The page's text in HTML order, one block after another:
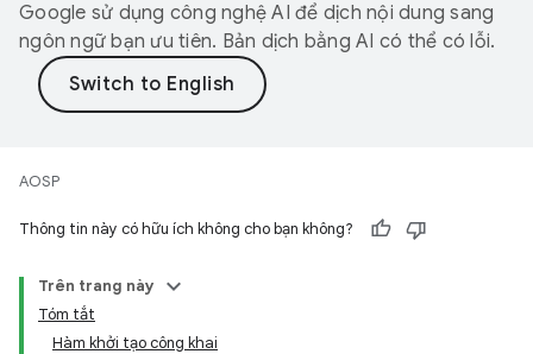
Google sử dụng công nghệ AI để dịch nội dung sang
ngôn ngữ bạn ưu tiên. Bản dịch bằng AI có thể có lỗi.
AOSP
Thông tin này có hữu ích không cho bạn không?
Trên trang này
Tóm tắt
Hàm khởi tạo công khai